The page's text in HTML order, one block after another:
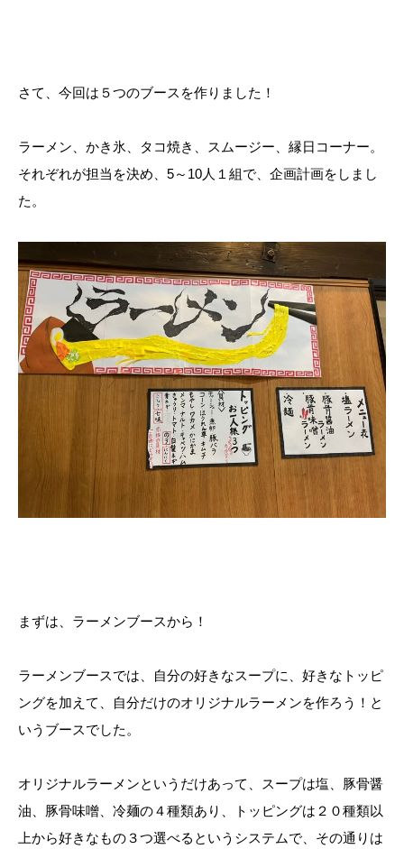
さて、今回は５つのブースを作りました！
ラーメン、かき氷、タコ焼き、スムージー、縁日コーナー。
それぞれが担当を決め、5～10人１組で、企画計画をしまし
た。
まずは、ラーメンブースから！
ラーメンブースでは、自分の好きなスープに、好きなトッピ
ングを加えて、自分だけのオリジナルラーメンを作ろう！と
いうブースでした。
オリジナルラーメンというだけあって、スープは塩、豚骨醤
油、豚骨味噌、冷麺の４種類あり、トッピングは２０種類以
上から好きなもの３つ選べるというシステムで、その通りは